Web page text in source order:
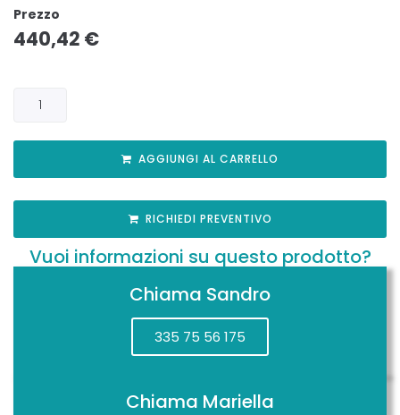
Prezzo
440,42 €
AGGIUNGI AL CARRELLO
RICHIEDI PREVENTIVO
Vuoi informazioni su questo prodotto?
Chiama Sandro
335 75 56 175
Chiama Mariella